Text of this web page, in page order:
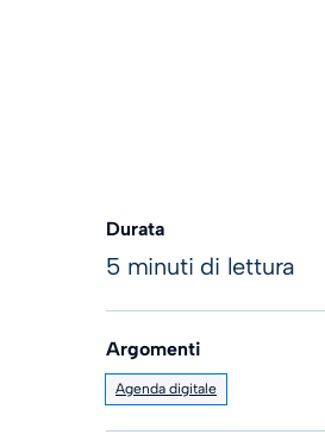
Durata
5 minuti di lettura
Argomenti
Agenda digitale